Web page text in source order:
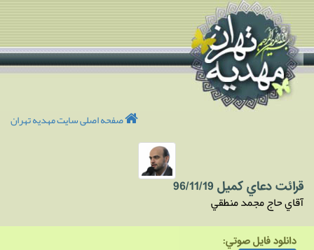
قرائت دعاي کميل 96/11/19
آقاي حاج مجمد منطقي
دانلود فايل صوتي: